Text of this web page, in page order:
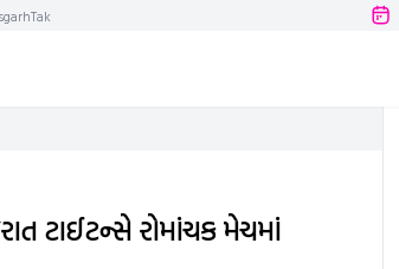
ટાઈટન્સે રોમાંચક મેચમાં